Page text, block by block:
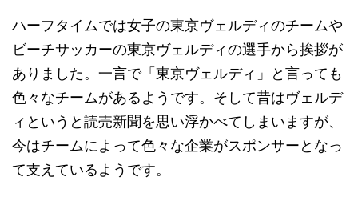
ハーフタイムでは女子の東京ヴェルディのチームや
ビーチサッカーの東京ヴェルディの選手から挨拶が
ありました。一言で「東京ヴェルディ」と言っても
色々なチームがあるようです。そして昔はヴェルデ
ィというと読売新聞を思い浮かべてしまいますが、
今はチームによって色々な企業がスポンサーとなっ
て支えているようです。